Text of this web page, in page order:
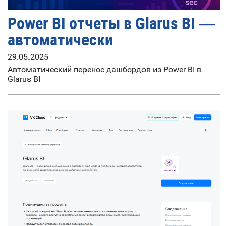
Power BI отчеты в Glarus BI —
автоматически
29.05.2025
Автоматический перенос дашбордов из Power BI в
Glarus BI